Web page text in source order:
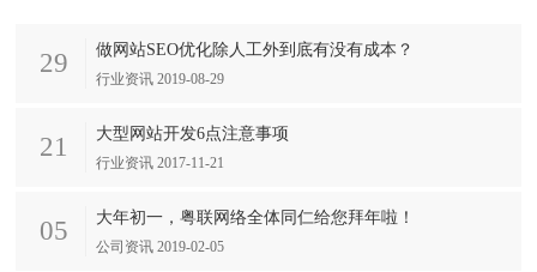
29 做网站SEO优化除人工外到底有没有成本？
行业资讯 2019-08-29
21 大型网站开发6点注意事项
行业资讯 2017-11-21
05 大年初一，粤联网络全体同仁给您拜年啦！
公司资讯 2019-02-05